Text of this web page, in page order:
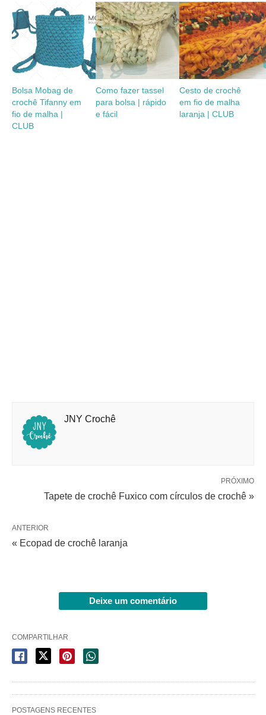
Bolsa Mobag de
crochê Tifanny em
fio de malha |
CLUB
Como fazer tassel
para bolsa | rápido
e fácil
Cesto de crochê
em fio de malha
laranja | CLUB
JNY Crochê
PRÓXIMO
Tapete de crochê Fuxico com círculos de crochê »
ANTERIOR
« Ecopad de crochê laranja
Deixe um comentário
COMPARTILHAR
POSTAGENS RECENTES